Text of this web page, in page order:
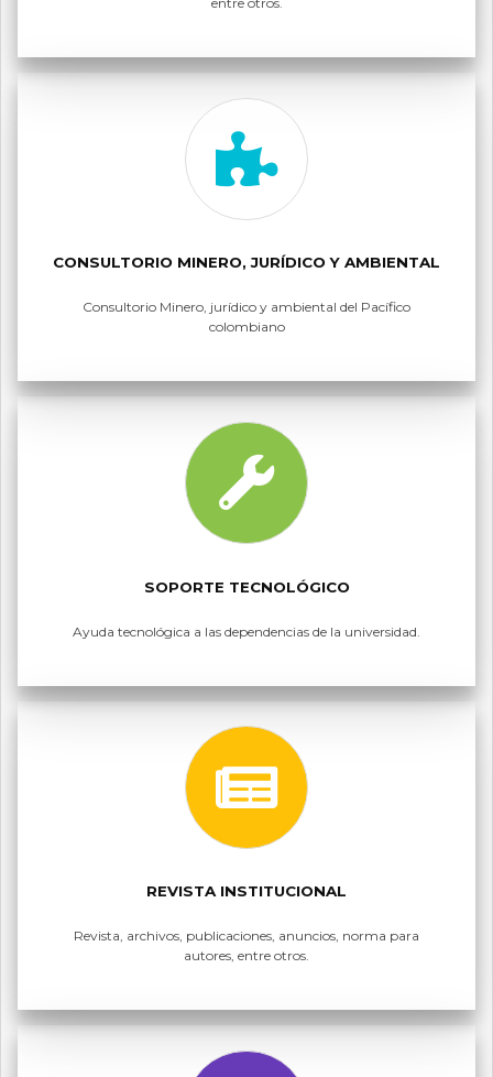
CONSULTORIO MINERO, JURÍDICO Y AMBIENTAL
Consultorio Minero, jurídico y ambiental del Pacífico
colombiano
SOPORTE TECNOLÓGICO
Ayuda tecnológica a las dependencias de la universidad.
REVISTA INSTITUCIONAL
Revista, archivos, publicaciones, anuncios, norma para
autores, entre otros.